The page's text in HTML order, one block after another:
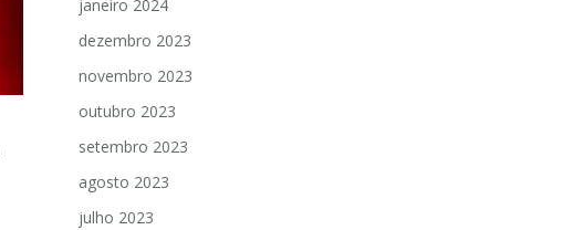
janeiro 2024
dezembro 2023
novembro 2023
outubro 2023
setembro 2023
agosto 2023
julho 2023